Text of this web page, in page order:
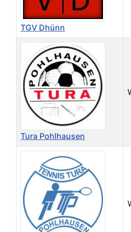
TGV Dhünn
Tura Pohlhausen